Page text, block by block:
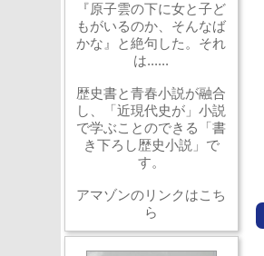
『原子雲の下に女と子ど
もがいるのか、そんなば
かな』と絶句した。それ
は......
歴史書と青春小説が融合
し、「近現代史が」小説
で学ぶことのできる「書
き下ろし歴史小説」で
す。
アマゾンのリンクはこち
ら